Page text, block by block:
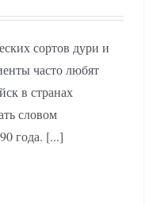
сортов дури и
часто любят
в странах
словом
года. [...]